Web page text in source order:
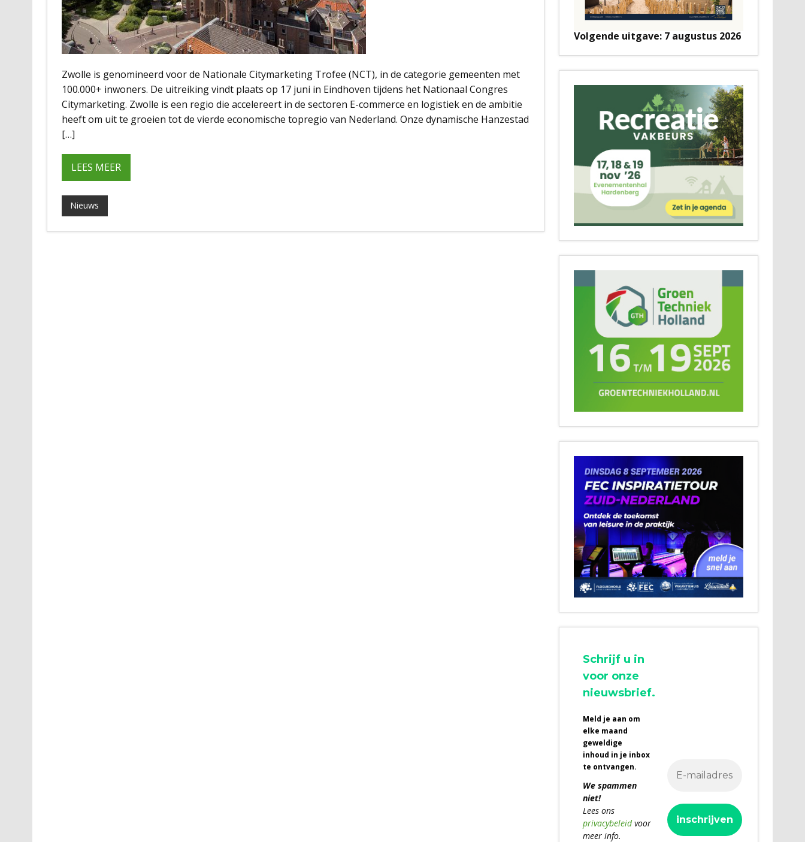
Zwolle is genomineerd voor de Nationale Citymarketing Trofee (NCT), in de categorie gemeenten met
100.000+ inwoners. De uitreiking vindt plaats op 17 juni in Eindhoven tijdens het Nationaal Congres
Citymarketing. Zwolle is een regio die accelereert in de sectoren E-commerce en logistiek en de ambitie
heeft om uit te groeien tot de vierde economische topregio van Nederland. Onze dynamische Hanzestad
[…]
LEES MEER
Nieuws
Volgende uitgave: 7 augustus 2026
Schrijf u in
voor onze
nieuwsbrief.
Meld je aan om
elke maand
geweldige
inhoud in je inbox
te ontvangen.
We spammen
niet!
Lees ons
privacybeleidvoor
meer info.